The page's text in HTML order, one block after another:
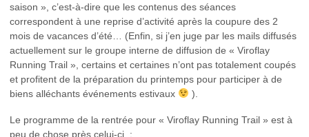
saison », c’est-à-dire que les contenus des séances
correspondent à une reprise d’activité après la coupure des 2
mois de vacances d’été… (Enfin, si j’en juge par les mails diffusés
actuellement sur le groupe interne de diffusion de « Viroflay
Running Trail », certains et certaines n’ont pas totalement coupés
et profitent de la préparation du printemps pour participer à de
biens alléchants événements estivaux
).
Le programme de la rentrée pour « Viroflay Running Trail » est à
peu de chose près celui-ci :